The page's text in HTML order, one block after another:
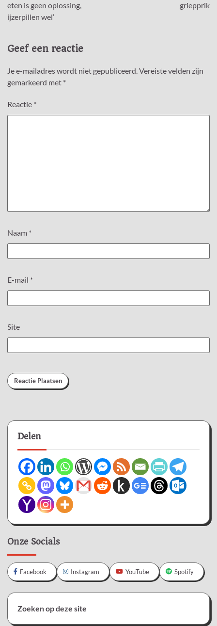
eten is geen oplossing,
ijzerpillen wel’
griepprik
Geef een reactie
Je e-mailadres wordt niet gepubliceerd.Vereiste velden zijn
gemarkeerd met *
Reactie *
Naam *
E-mail *
Site
Delen
Onze Socials
Facebook Instagram YouTube Spotify
Zoeken op deze site